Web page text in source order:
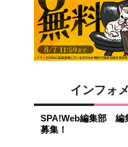
インフォ
SPA!Web編集部 編
募集！